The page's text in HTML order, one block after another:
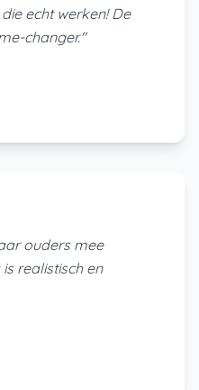
echt werken! De
changer."
ouders mee
realistisch en